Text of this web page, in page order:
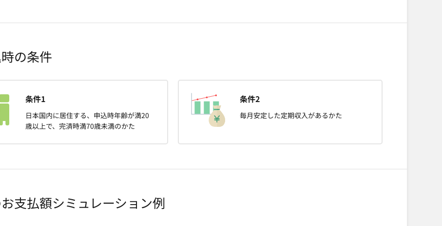
の条件
条件1
日本国内に居住する、申込時年齢が満20
歳以上で、完済時満70歳未満のかた
条件2
毎月安定した定期収入があるかた
支払額シミュレーション例